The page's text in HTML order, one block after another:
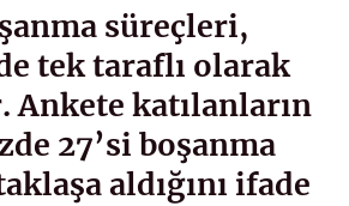
süreçleri,
tek taraflı olarak
Ankete katılanların
27’si boşanma
aldığını ifade